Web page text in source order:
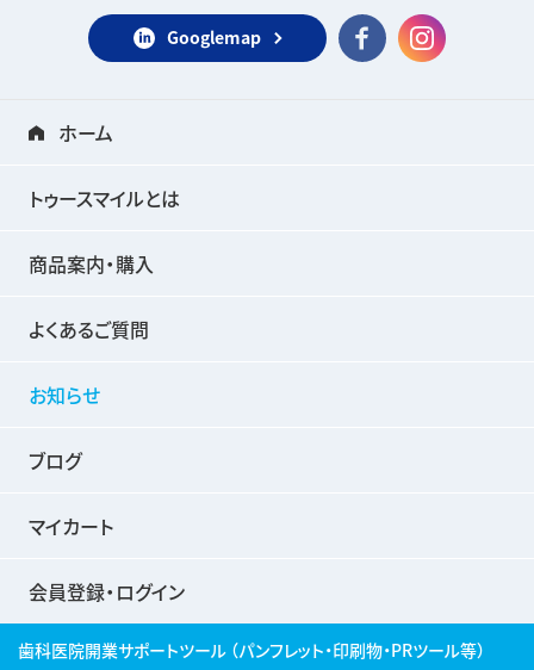
Googlemap
ホーム
トゥースマイルとは
商品案内・購入
よくあるご質問
お知らせ
ブログ
マイカート
会員登録・ログイン
歯科医院開業サポートツール （パンフレット・印刷物・PRツール等）